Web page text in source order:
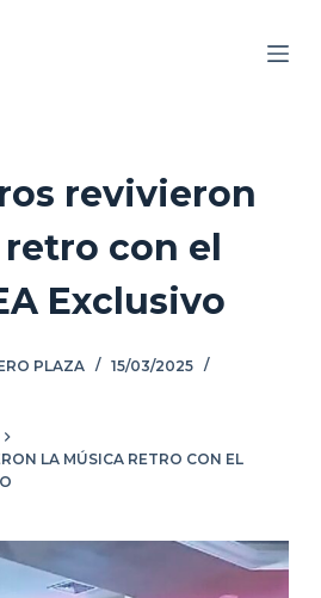
revivieron
con el
Exclusivo
PLAZA
15/03/2025
LA MÚSICA RETRO CON EL